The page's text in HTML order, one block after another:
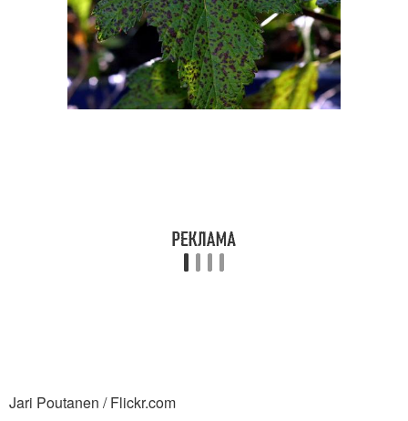
Jari Poutanen / Flickr.com